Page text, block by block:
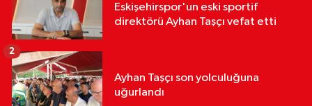
Eskişehirspor'un eski sportif
direktörü Ayhan Taşçı vefat etti
Ayhan Taşçı son yolculuğuna
uğurlandı
2